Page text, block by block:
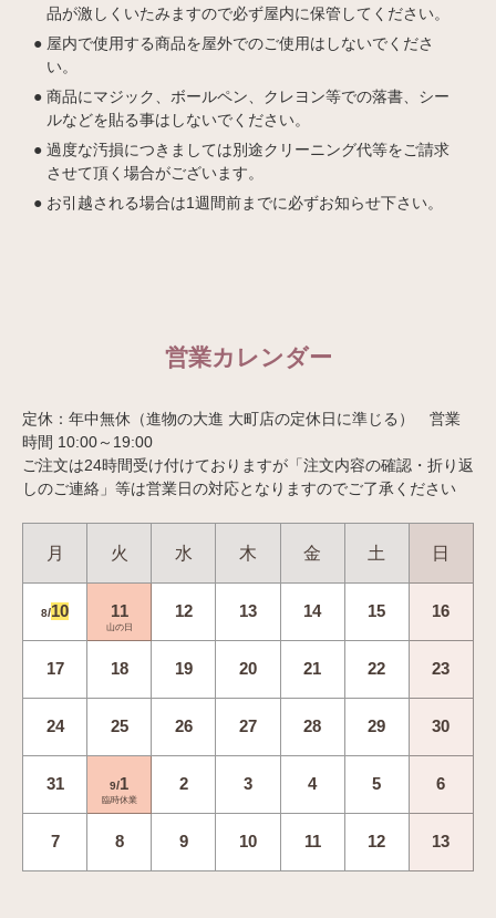
品が激しくいたみますので必ず屋内に保管してください。
屋内で使用する商品を屋外でのご使用はしないでくださ
い。
商品にマジック、ボールペン、クレヨン等での落書、シー
ルなどを貼る事はしないでください。
過度な汚損につきましては別途クリーニング代等をご請求
させて頂く場合がございます。
お引越される場合は1週間前までに必ずお知らせ下さい。
営業カレンダー
定休：年中無休（進物の大進 大町店の定休日に準じる） 営業
時間 10:00～19:00
ご注文は24時間受け付けておりますが「注文内容の確認・折り返
しのご連絡」等は営業日の対応となりますのでご了承ください
月 火 水 木 金 土 日
8/10 11
山の日
12 13 14 15 16
17 18 19 20 21 22 23
24 25 26 27 28 29 30
31 9/1
臨時休業
2 3 4 5 6
7 8 9 10 11 12 13